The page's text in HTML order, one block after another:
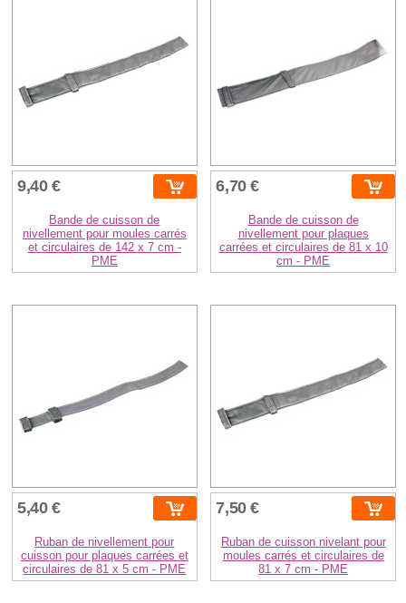
9,40 €
Bande de cuisson de
nivellement pour moules carrés
et circulaires de 142 x 7 cm -
PME
6,70 €
Bande de cuisson de
nivellement pour plaques
carrées et circulaires de 81 x 10
cm - PME
5,40 €
Ruban de nivellement pour
cuisson pour plaques carrées et
circulaires de 81 x 5 cm - PME
7,50 €
Ruban de cuisson nivelant pour
moules carrés et circulaires de
81 x 7 cm - PME